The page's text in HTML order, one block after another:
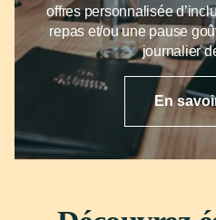
offres personnalisée
repas et/ou une pause
journalier
En
Nos avis
On parle de
Restaurant
L'esprit des
La carte
Réserver une
Chambre